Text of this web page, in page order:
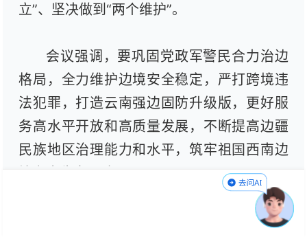
立”、坚决做到“两个维护”。
会议强调，要巩固党政军警民合力治边
格局，全力维护边境安全稳定，严打跨境违
法犯罪，打造云南强边固防升级版，更好服
务高水平开放和高质量发展，不断提高边疆
民族地区治理能力和水平，筑牢祖国西南边
会前，与会人员进行了实地观摩，观看